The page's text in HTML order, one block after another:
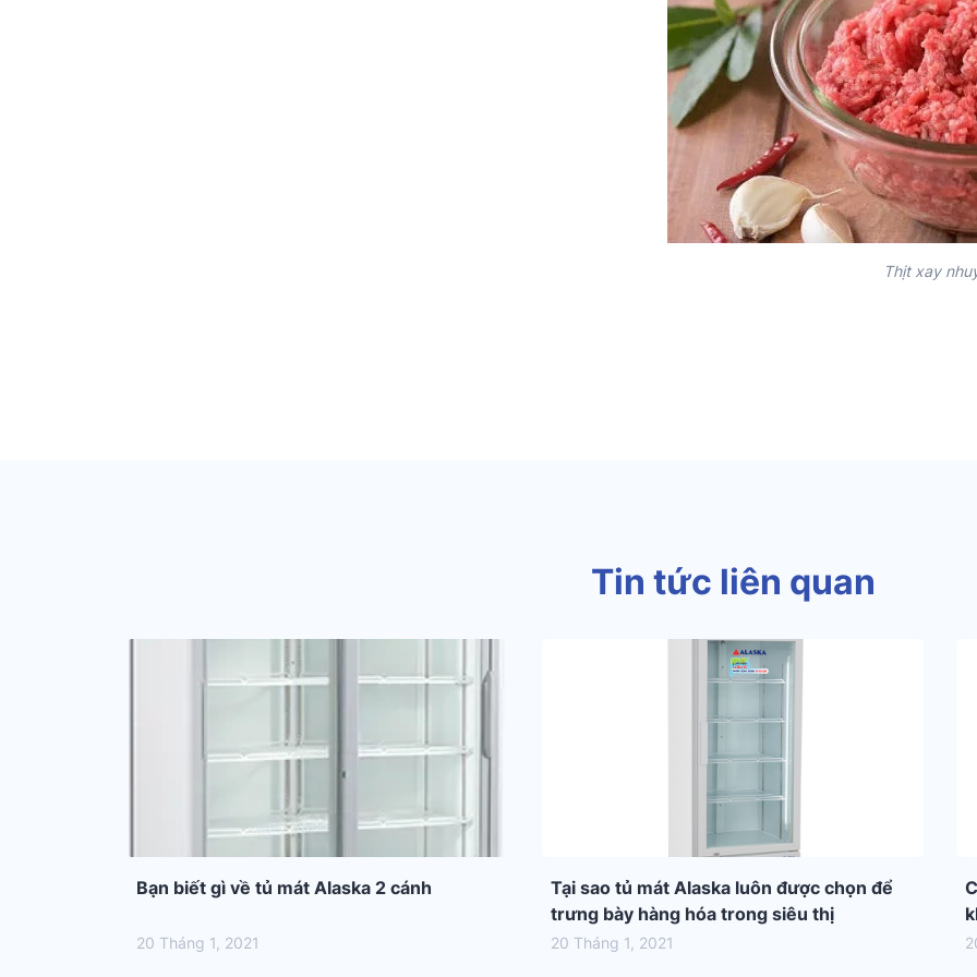
Thịt xay
Tin tức liên quan
Bạn biết gì về tủ mát Alaska 2 cánh
20 Tháng 1, 2021
Tại sao tủ mát Alaska luôn được chọn để
trưng bày hàng hóa trong siêu thị
20 Tháng 1, 2021